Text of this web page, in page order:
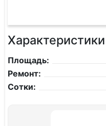
Площадь:
Ремонт:
Сотки: